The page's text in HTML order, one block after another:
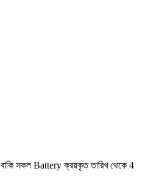
সকল Battery ক্রয়কৃত তারিখ থেকে 4